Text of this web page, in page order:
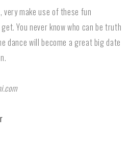
very make use of these fun
You never know who can be truth
dance will become a great big date